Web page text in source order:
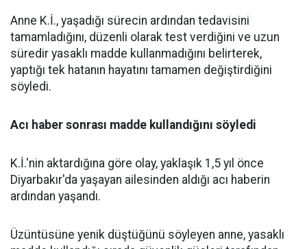
Anne K.İ., yaşadığı sürecin ardından tedavisini
tamamladığını, düzenli olarak test verdiğini ve uzun
süredir yasaklı madde kullanmadığını belirterek,
yaptığı tek hatanın hayatını tamamen değiştirdiğini
söyledi.
Acı haber sonrası madde kullandığını söyledi
K.İ.'nin aktardığına göre olay, yaklaşık 1,5 yıl önce
Diyarbakır'da yaşayan ailesinden aldığı acı haberin
ardından yaşandı.
Üzüntüsüne yenik düştüğünü söyleyen anne, yasaklı